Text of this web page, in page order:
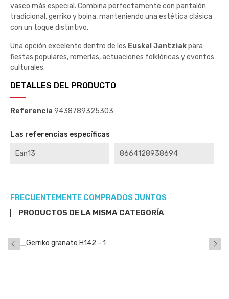
vasco más especial. Combina perfectamente con pantalón
tradicional, gerriko y boina, manteniendo una estética clásica
con un toque distintivo.
Una opción excelente dentro de los Euskal Jantziakpara
fiestas populares, romerías, actuaciones folklóricas y eventos
culturales.
DETALLES DEL PRODUCTO
Referencia 9438789325303
Las referencias específicas
Ean13 8664128938694
FRECUENTEMENTE COMPRADOS JUNTOS
PRODUCTOS DE LA MISMA CATEGORÍA